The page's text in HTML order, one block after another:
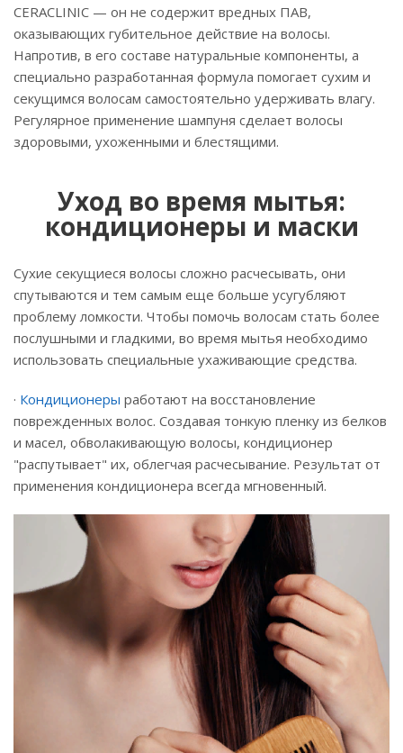
CERACLINIC — он не содержит вредных ПАВ,
оказывающих губительное действие на волосы.
Напротив, в его составе натуральные компоненты, а
специально разработанная формула помогает сухим и
секущимся волосам самостоятельно удерживать влагу.
Регулярное применение шампуня сделает волосы
здоровыми, ухоженными и блестящими.
Уход во время мытья:
кондиционеры и маски
Сухие секущиеся волосы сложно расчесывать, они
спутываются и тем самым еще больше усугубляют
проблему ломкости. Чтобы помочь волосам стать более
послушными и гладкими, во время мытья необходимо
использовать специальные ухаживающие средства.
· Кондиционеры работают на восстановление
поврежденных волос. Создавая тонкую пленку из белков
и масел, обволакивающую волосы, кондиционер
"распутывает" их, облегчая расчесывание. Результат от
применения кондиционера всегда мгновенный.